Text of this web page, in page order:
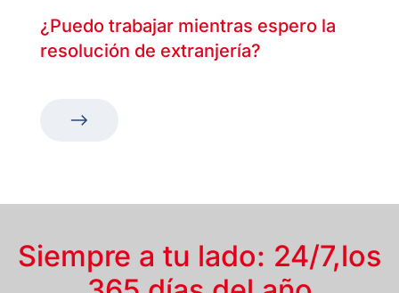
¿Puedo trabajar mientras espero la
resolución de extranjería?
Siempre a tu lado: 24/7,los